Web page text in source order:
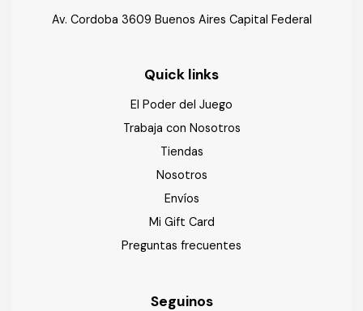
Av. Cordoba 3609 Buenos Aires Capital Federal
Quick links
El Poder del Juego
Trabaja con Nosotros
Tiendas
Nosotros
Envíos
Mi Gift Card
Preguntas frecuentes
Seguinos